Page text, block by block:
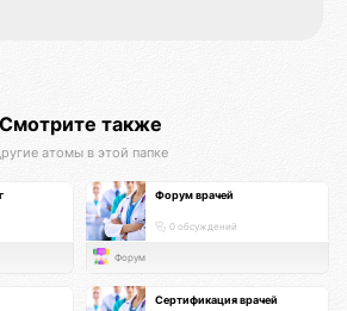
Смотрите также
атомы в этой папке
Форум врачей
0 обсуждений
Форум
Сертификация врачей